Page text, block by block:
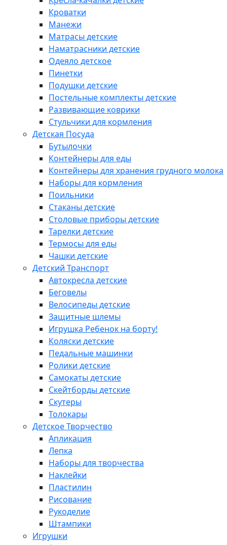
Кроватки
Манежи
Матрасы детские
Наматрасники детские
Одеяло детское
Пинетки
Подушки детские
Постельные комплекты детские
Развивающие коврики
Стульчики для кормления
Детская Посуда
Бутылочки
Контейнеры для еды
Контейнеры для хранения грудного молока
Наборы для кормления
Поильники
Стаканы детские
Столовые приборы детские
Тарелки детские
Термосы для еды
Чашки детские
Детский Транспорт
Автокресла детские
Беговелы
Велосипеды детские
Защитные шлемы
Игрушка Ребенок на борту!
Коляски детские
Педальные машинки
Ролики детские
Самокаты детские
Скейтборды детские
Скутеры
Толокары
Детское Творчество
Апликация
Лепка
Наборы для творчества
Наклейки
Пластилин
Рисование
Рукоделие
Штампики
Игрушки